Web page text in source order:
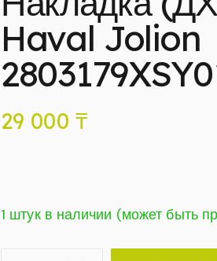
Haval Jolion
29 000 ₸
1 штук в наличии (может быть